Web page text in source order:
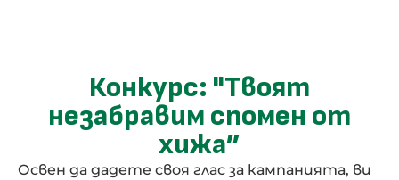
Конкурс: "Твоят
незабравим спомен от
хижа”
Освен да дадете своя глас за кампанията, ви